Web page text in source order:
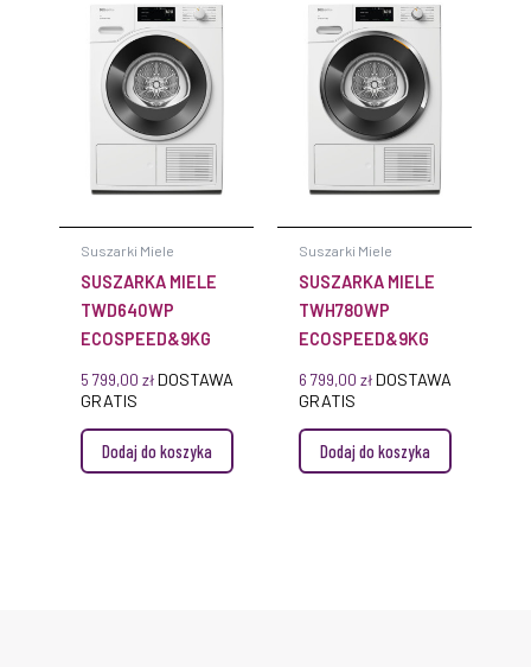
Suszarki Miele
SUSZARKA MIELE
TWD640WP
ECOSPEED&9KG
5 799,00 zł DOSTAWA
GRATIS
Dodaj do koszyka
Suszarki Miele
SUSZARKA MIELE
TWH780WP
ECOSPEED&9KG
6 799,00 zł DOSTAWA
GRATIS
Dodaj do koszyka